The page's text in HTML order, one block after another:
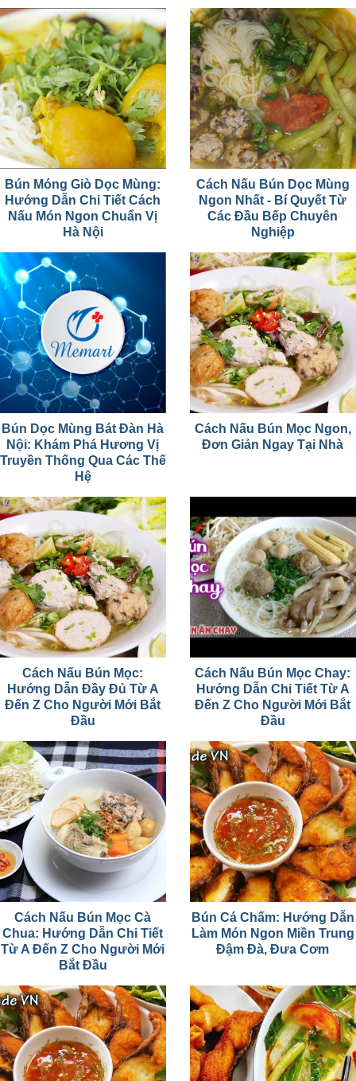
Bún Móng Giò Dọc Mùng:
Hướng Dẫn Chi Tiết Cách
Nấu Món Ngon Chuẩn Vị
Hà Nội
Cách Nấu Bún Dọc Mùng
Ngon Nhất - Bí Quyết Từ
Các Đầu Bếp Chuyên
Nghiệp
Bún Dọc Mùng Bát Đàn Hà
Nội: Khám Phá Hương Vị
Truyền Thống Qua Các Thế
Hệ
Cách Nấu Bún Mọc Ngon,
Đơn Giản Ngay Tại Nhà
Cách Nấu Bún Mọc:
Hướng Dẫn Đầy Đủ Từ A
Đến Z Cho Người Mới Bắt
Đầu
Cách Nấu Bún Mọc Chay:
Hướng Dẫn Chi Tiết Từ A
Đến Z Cho Người Mới Bắt
Đầu
Cách Nấu Bún Mọc Cà
Chua: Hướng Dẫn Chi Tiết
Từ A Đến Z Cho Người Mới
Bắt Đầu
Bún Cá Chấm: Hướng Dẫn
Làm Món Ngon Miền Trung
Đậm Đà, Đưa Cơm